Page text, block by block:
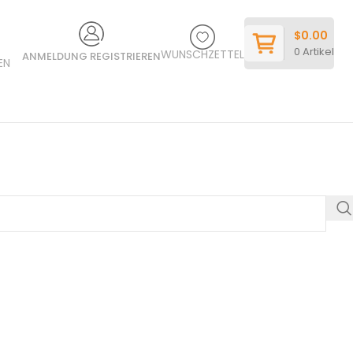
ANMELDUNG REGISTRIERENWUNSCHZETTEL 0Artikel
$0.00